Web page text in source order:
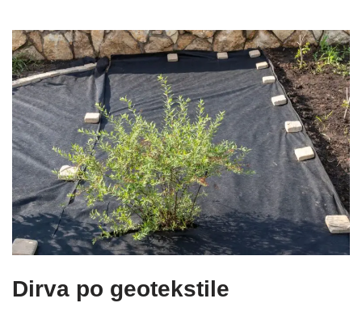
Dirva po geotekstile